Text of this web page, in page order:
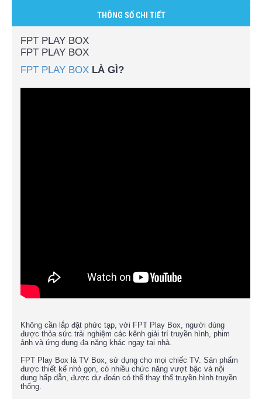
THÔNG SỐ CHI TIẾT
FPT PLAY BOX
FPT PLAY BOX
FPT PLAY BOX LÀ GÌ?
Không cần lắp đặt phức tạp, với FPT Play Box, người dùng
được thỏa sức trải nghiệm các kênh giải trí truyền hình, phim
ảnh và ứng dụng đa năng khác ngay tại nhà.
FPT Play Box là TV Box, sử dụng cho mọi chiếc TV. Sản phẩm
được thiết kế nhỏ gọn, có nhiều chức năng vượt bậc và nội
dung hấp dẫn, được dự đoán có thể thay thế truyền hình truyền
thống.